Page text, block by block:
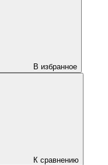
В избранное
К сравнению